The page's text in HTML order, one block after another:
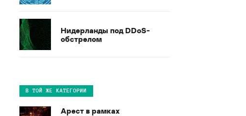
Нидерланды под DDoS-
обстрелом
В ТОЙ ЖЕ КАТЕГОРИИ
Арест в рамках